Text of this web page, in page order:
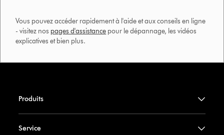
Vous pouvez accéder rapidement à l'aide et aux conseils en ligne
- visitez nos pages d'assistance pour le dépannage, les vidéos
explicatives et bien plus.​
Produits
Service